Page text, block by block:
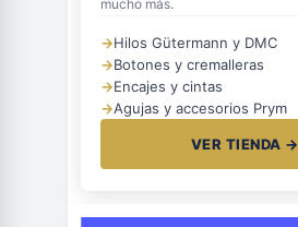
mucho más.
→Hilos Gütermann y DMC
→Botones y cremalleras
→Encajes y cintas
→Agujas y accesorios Prym
VER TIENDA →